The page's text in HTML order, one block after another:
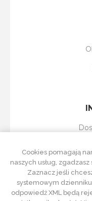
Cookies pomagają
naszych usług,
Zaznacz jeśli
systemowym
odpowiedź XML będą